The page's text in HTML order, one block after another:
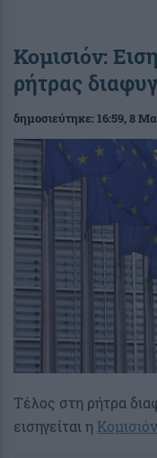
Κομισιόν:
ρήτρας
δημοσιεύτηκε:16:59, 8
Τέλος στη ρήτρα
εισηγείται η Κομισιόν